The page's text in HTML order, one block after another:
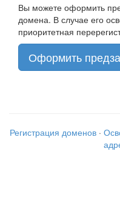
Вы можете оформить
домена. В случае его
приоритетная
Оформить
Регистрация доменов ·